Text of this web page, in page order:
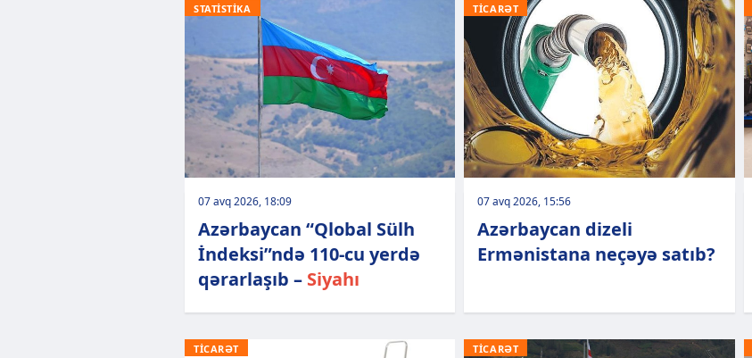
STATİSTİKA
07 avq 2026, 18:09
Azərbaycan “Qlobal Sülh
İndeksi”ndə 110-cu yerdə
qərarlaşıb – Siyahı
TİCARƏT
07 avq 2026, 15:56
Azərbaycan dizeli
Ermənistana neçəyə satıb?
TİCARƏT TİCARƏT